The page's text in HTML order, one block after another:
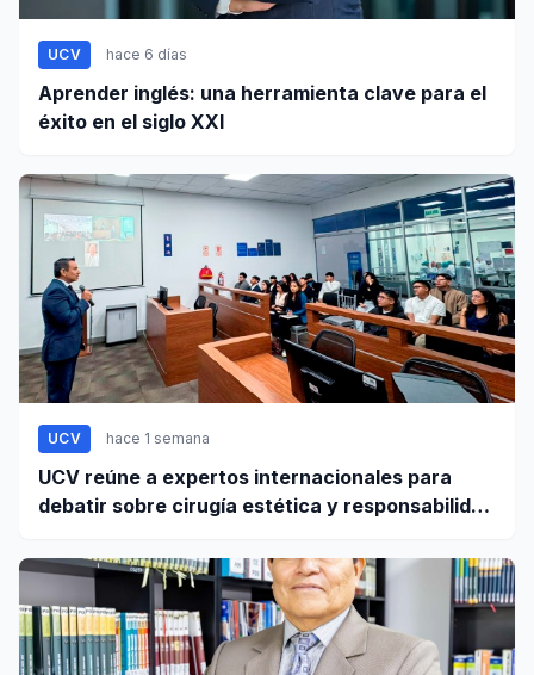
UCV hace 6 días
Aprender inglés: una herramienta clave para el
éxito en el siglo XXI
UCV hace 1 semana
UCV reúne a expertos internacionales para
debatir sobre cirugía estética y responsabilidad